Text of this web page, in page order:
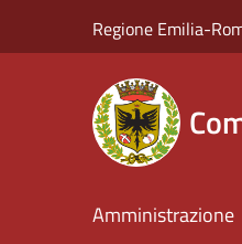
Regione Emilia-
Amministrazione